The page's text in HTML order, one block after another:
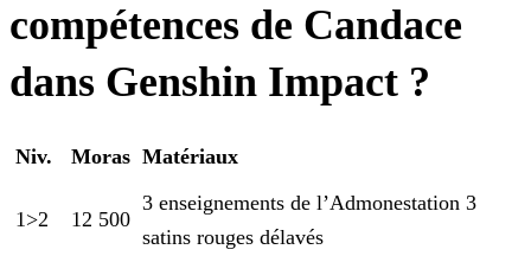
compétences de Candace
dans Genshin Impact ?
Niv. Moras Matériaux
1>2 12 500
3 enseignements de l’Admonestation 3
satins rouges délavés